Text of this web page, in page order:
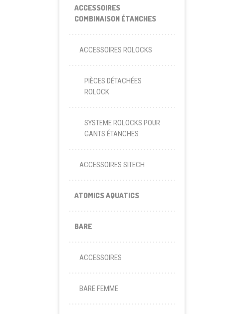
ACCESSOIRES
COMBINAISON ÉTANCHES
ACCESSOIRES ROLOCKS
PIÈCES DÉTACHÉES
ROLOCK
SYSTEME ROLOCKS POUR
GANTS ÉTANCHES
ACCESSOIRES SITECH
ATOMICS AQUATICS
BARE
ACCESSOIRES
BARE FEMME